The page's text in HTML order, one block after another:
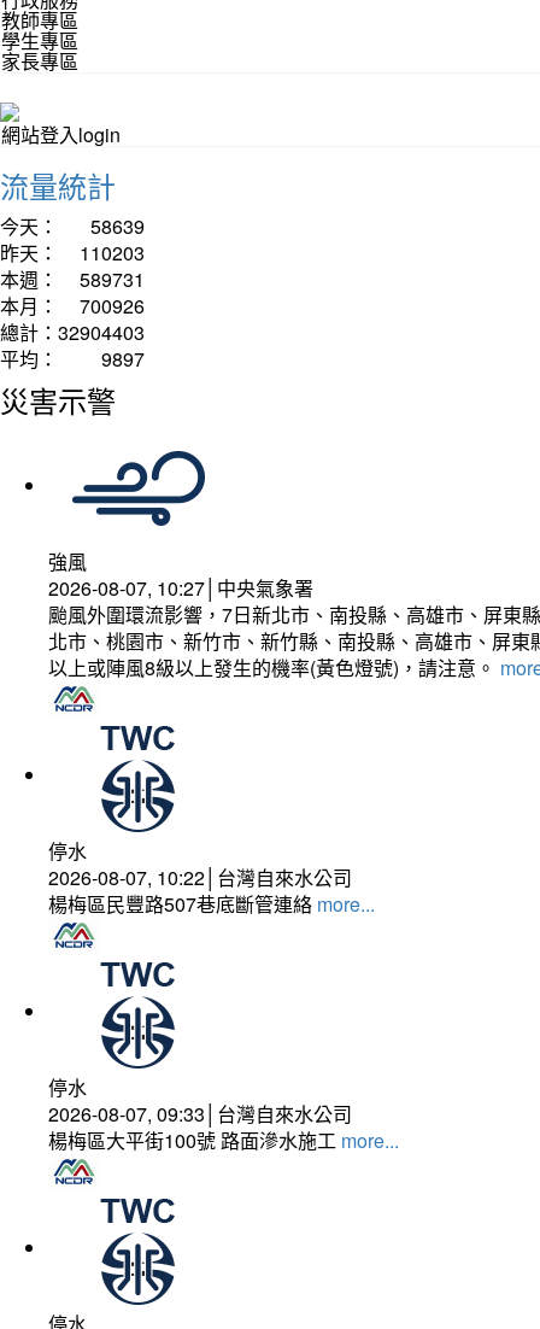
教師專區
學生專區
家長專區
網站登入login
流量統計
今天：
58639
昨天：
110203
本週：
589731
本月：
700926
總計： 32904403
平均：
9897
災害示警
強風
2026-08-07, 10:27│中央氣象署
颱風外圍環流影響，7日新北市、南投縣、高雄市、屏東
北市、桃園市、新竹市、新竹縣、南投縣、高雄市、屏
以上或陣風8級以上發生的機率(黃色燈號)，請注意。
停水
2026-08-07, 10:22│台灣自來水公司
楊梅區民豐路507巷底斷管連絡 more...
停水
2026-08-07, 09:33│台灣自來水公司
楊梅區大平街100號 路面滲水施工 more...